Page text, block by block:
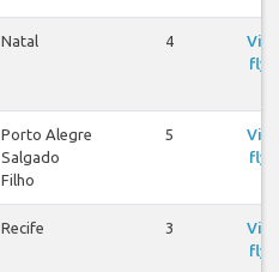
Natal 4
Visa
flyg
Porto Alegre
Salgado
Filho
5
Visa
flyg
Recife 3
Visa
flyg